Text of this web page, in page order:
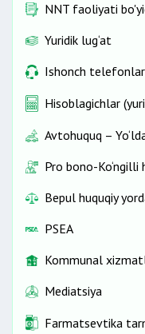
NNT faoliyati
Yuridik lug‘at
Ishonch
Hisoblagichlar
Avtohuquq –
Pro bono-Ko‘ngilli
Bepul huquqiy
PSEA
Kommunal
Mediatsiya
Farmatsevtika